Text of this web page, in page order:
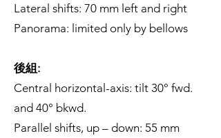
Lateral shifts: 70 mm left and right
Panorama: limited only by bellows
後組:
Central horizontal-axis: tilt 30° fwd.
and 40° bkwd.
Parallel shifts, up – down: 55 mm